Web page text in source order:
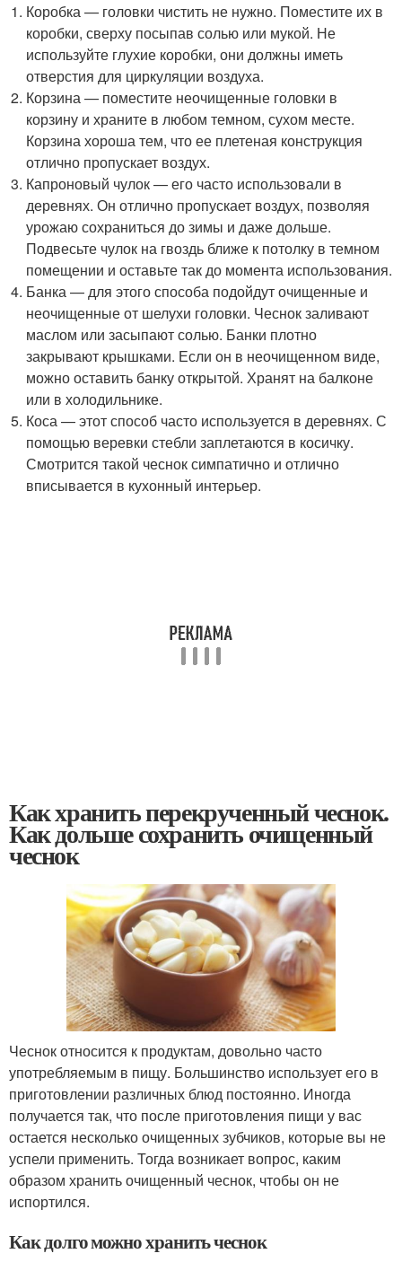
Коробка — головки чистить не нужно. Поместите их в
коробки, сверху посыпав солью или мукой. Не
используйте глухие коробки, они должны иметь
отверстия для циркуляции воздуха.
Корзина — поместите неочищенные головки в
корзину и храните в любом темном, сухом месте.
Корзина хороша тем, что ее плетеная конструкция
отлично пропускает воздух.
Капроновый чулок — его часто использовали в
деревнях. Он отлично пропускает воздух, позволяя
урожаю сохраниться до зимы и даже дольше.
Подвесьте чулок на гвоздь ближе к потолку в темном
помещении и оставьте так до момента использования.
Банка — для этого способа подойдут очищенные и
неочищенные от шелухи головки. Чеснок заливают
маслом или засыпают солью. Банки плотно
закрывают крышками. Если он в неочищенном виде,
можно оставить банку открытой. Хранят на балконе
или в холодильнике.
Коса — этот способ часто используется в деревнях. С
помощью веревки стебли заплетаются в косичку.
Смотрится такой чеснок симпатично и отлично
вписывается в кухонный интерьер.
Как хранить перекрученный чеснок.
Как дольше сохранить очищенный
чеснок
Чеснок относится к продуктам, довольно часто
употребляемым в пищу. Большинство использует его в
приготовлении различных блюд постоянно. Иногда
получается так, что после приготовления пищи у вас
остается несколько очищенных зубчиков, которые вы не
успели применить. Тогда возникает вопрос, каким
образом хранить очищенный чеснок, чтобы он не
испортился.
Как долго можно хранить чеснок